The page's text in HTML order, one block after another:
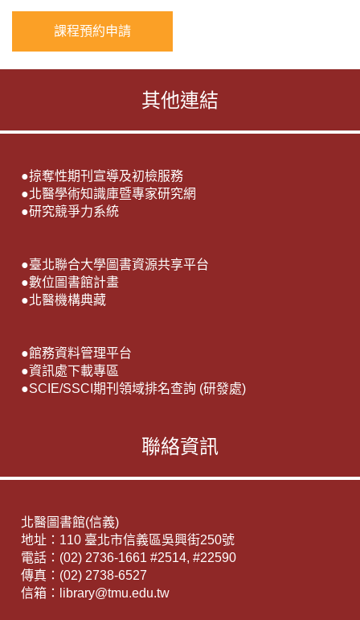
課程預約申請
其他連結
●掠奪性期刊宣導及初檢服務
●北醫學術知識庫暨專家研究網
●研究競爭力系統
●臺北聯合大學圖書資源共享平台
●數位圖書館計畫
●北醫機構典藏
●館務資料管理平台
●資訊處下載專區
●SCIE/SSCI期刊領域排名查詢 (研發處)
聯絡資訊
北醫圖書館(信義)
地址：110 臺北市信義區吳興街250號
電話：(02) 2736-1661 #2514, #22590
傳真：(02) 2738-6527
信箱：library@tmu.edu.tw